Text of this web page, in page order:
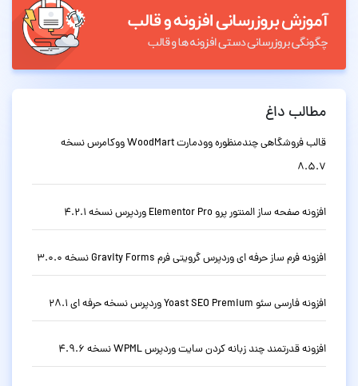
مطالب داغ
قالب فروشگاهی چندمنظوره وودمارت WoodMart ووکامرس نسخه
8.5.7
افزونه صفحه ساز المنتور پرو Elementor Pro وردپرس نسخه 4.2.1
افزونه فرم ساز حرفه ای وردپرس گرویتی فرم Gravity Forms نسخه 3.0.0
افزونه فارسی سئو Yoast SEO Premium وردپرس نسخه حرفه ای 28.1
افزونه قدرتمند چند زبانه کردن سایت وردپرس WPML نسخه 4.9.6